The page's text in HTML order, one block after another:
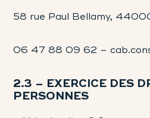
58 rue Paul Bellamy,
06 47 88 09 62 –
2.3 – EXERCICE DES
PERSONNES